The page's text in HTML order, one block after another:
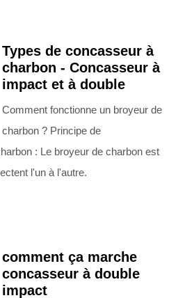
Types de concasseur à
charbon - Concasseur à
impact et à double
Comment fonctionne un broyeur de
charbon ? Principe de
: Le broyeur de charbon est
l'un à l'autre.
comment ça marche
concasseur à double
impact